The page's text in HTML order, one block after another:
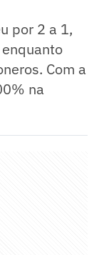
por 2 a 1,
Com a
na